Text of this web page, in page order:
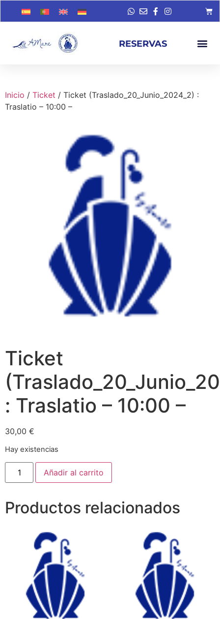
RESERVAS
Inicio / Ticket / Ticket (Traslado_20_Junio_2024_2) :
Traslatio – 10:00 –
Ticket
: Traslatio – 10:00 –
30,00 €
Hay existencias
Añadir al carrito
Productos relacionados